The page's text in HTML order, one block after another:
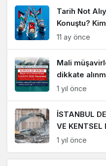
Tarih Not
Konuştu?
11 ay önce
Mali
dikkate
1 yıl önce
İSTANBUL
VE KENTSEL
1 yıl önce